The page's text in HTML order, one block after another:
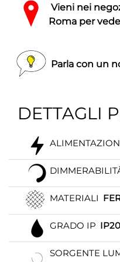
Vieni nei
Roma per
Parla con un
DETTAGLI
MATERIALI
GRADO IP IP20
SORGENTE